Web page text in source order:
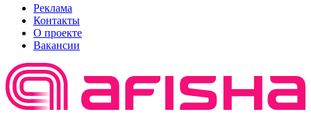
Реклама
Контакты
О проекте
Вакансии